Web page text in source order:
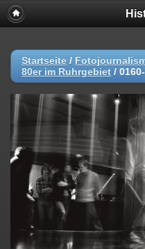
Startseite /
80er im Ruhrgebiet /